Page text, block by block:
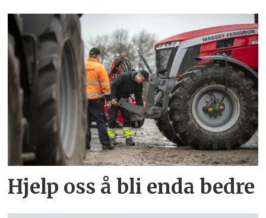
Hjelp oss å bli enda bedre